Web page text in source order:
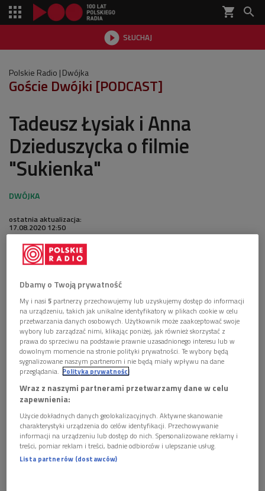
shopping_cart 
 SŁUCHAJ

Polskie Radio Dwójka
Goście Dwójki [PODCAST]
Tadeusz Łysiak i Anna
Dzieduszycka o filmie
"Sukienka"
ostatnia aktualizacja:
17.08.2020 12:50
Obserwuj nas na
Google News
- Chciałem opowiedzieć pewną uniwersalną historię,
która może być zrozumiana na całym świecie. O
potrzebie miłości, czułości, o odrzuceniu. To jest
ważne, żeby w dzisiejszych czasach opowiadać takie
historie, bo w XXI wieku jedną z najważniejszych
chorób jest samotność - mówił w "Poranku Dwójki"
Tadeusz Łusiak, reżyser nagrodzonego na Rhode
Island Film Festival filmu "Sukienka". "Sukienka"
wprowadza widza w wewnętrzną przestrzeń Julii,
osoby poniekąd skazanej na poruszanie się po
społecznym marginesie. - Nasza bohaterka jest
osoba niskopienną, jest w jakimś sensie odmienna od
Dbamy o Twoją prywatność
My i nasi5 partnerzy przechowujemy lub uzyskujemy dostęp do informacji
na urządzeniu, takich jak unikalne identyfikatory w plikach cookie w celu
przetwarzania danych osobowych. Użytkownik może zaakceptować swoje
wybory lub zarządzać nimi, klikając poniżej, jak również skorzystać z
prawa do sprzeciwu na podstawie prawnie uzasadnionego interesu lub w
dowolnym momencie na stronie polityki prywatności. Te wybory będą
sygnalizowane naszym partnerom i nie będą miały wpływu na dane
przeglądania. Polityka prywatności
Wraz z naszymi partnerami przetwarzamy dane w celu
zapewnienia:
Użycie dokładnych danych geolokalizacyjnych. Aktywne skanowanie
charakterystyki urządzenia do celów identyfikacji. Przechowywanie
informacji na urządzeniu lub dostęp do nich. Spersonalizowane reklamy i
treści, pomiar reklam i treści, badnie odbiorców i ulepszanie usług.
Lista partnerów (dostawców)